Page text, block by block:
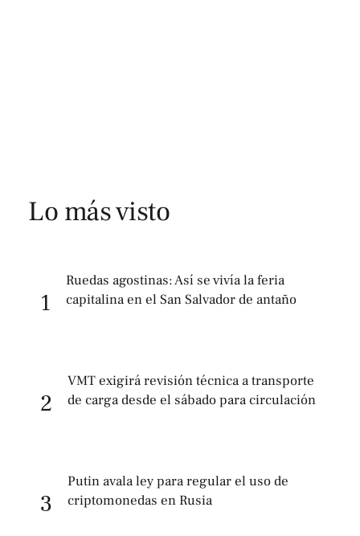
Lo más visto
1
Ruedas agostinas: Así se vivía la feria
capitalina en el San Salvador de antaño
2
VMT exigirá revisión técnica a transporte
de carga desde el sábado para circulación
3
Putin avala ley para regular el uso de
criptomonedas en Rusia